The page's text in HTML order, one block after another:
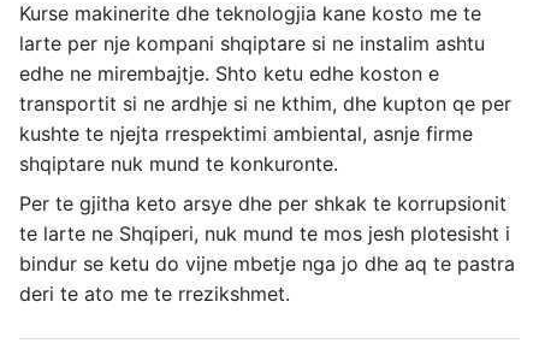
Kurse makinerite dhe teknologjia kane kosto me te
larte per nje kompani shqiptare si ne instalim ashtu
edhe ne mirembajtje. Shto ketu edhe koston e
transportit si ne ardhje si ne kthim, dhe kupton qe per
kushte te njejta rrespektimi ambiental, asnje firme
shqiptare nuk mund te konkuronte.
Per te gjitha keto arsye dhe per shkak te korrupsionit
te larte ne Shqiperi, nuk mund te mos jesh plotesisht i
bindur se ketu do vijne mbetje nga jo dhe aq te pastra
deri te ato me te rrezikshmet.